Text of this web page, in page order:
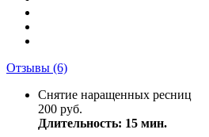
Отзывы (6)
Снятие наращенных ресниц
200 руб.
Длительность: 15 мин.